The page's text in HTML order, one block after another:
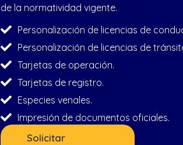
de la normatividad vigente.
Personalización de licencias de
Personalización de licencias de
Tarjetas de operación.
Tarjetas de registro.
Especies venales.
Impresión de documentos oficiales.
Solicitar